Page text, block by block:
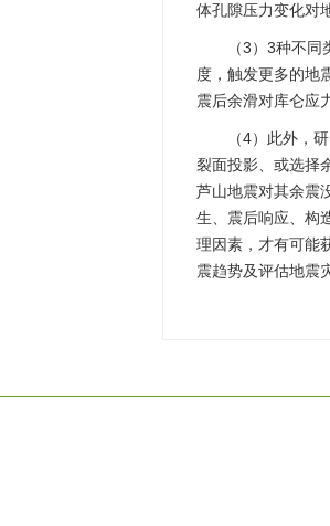
体孔隙压力变化对
（3）3种不
度，触发更多的地
震后余滑对库仑应
（4）此外，
裂面投影、或选择
芦山地震对其余震
生、震后响应、构
理因素，才有可能
震趋势及评估地震